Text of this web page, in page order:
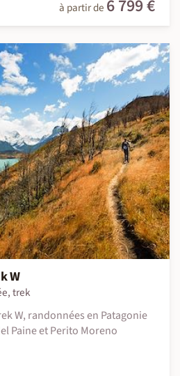
à partir de 6 799 €
W
trek
W, randonnées en Patagonie
Paine et Perito Moreno